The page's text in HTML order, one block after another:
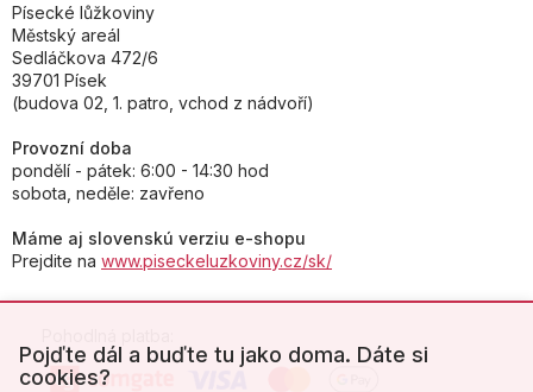
Pojďte dál a buďte tu jako doma. Dáte si
cookies?
Písecké lůžkoviny
Městský areál
Sedláčkova 472/6
39701 Písek
(budova 02, 1. patro, vchod z nádvoří)
Provozní doba
pondělí - pátek: 6:00 - 14:30 hod
sobota, neděle: zavřeno
Máme aj slovenskú verziu e-shopu
Prejdite na www.piseckeluzkoviny.cz/sk/